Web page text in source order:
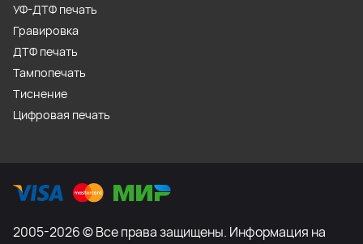
УФ-ДТФ печать
Гравировка
ДТФ печать
Тампопечать
Тиснение
Цифровая печать
2005-2026 © Все права защищены. Информация на